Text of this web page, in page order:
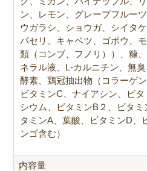
ン、レモン、グレープフルー
ウガラシ、ショウガ、シイタ
パセリ、キャベツ、ゴボウ、
類（コンブ、フノリ））、糠
ネラル液、L-カルニチン、無
酵素、鶏冠抽出物（コラーゲ
ビタミンC、ナイアシン、ビ
シウム、ビタミンB２、ビタ
タミンA、葉酸、ビタミンD、
ンゴ含む）
内容量